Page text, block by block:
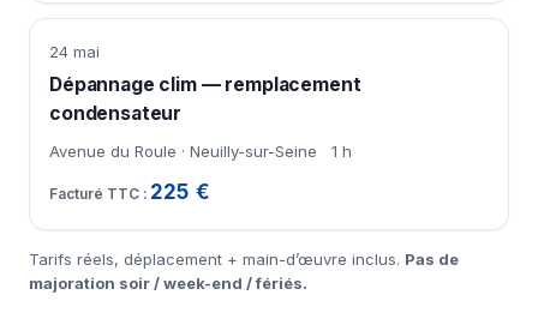
24 mai
Dépannage clim — remplacement
condensateur
Avenue du Roule · Neuilly-sur-Seine 1 h
225 €
Tarifs réels, déplacement + main-d’œuvre inclus. Pas de
majoration soir / week-end / fériés.